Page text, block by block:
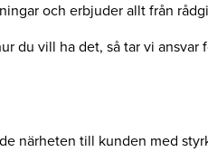
och erbjuder allt från
du vill ha det, så tar vi
närheten till kunden med